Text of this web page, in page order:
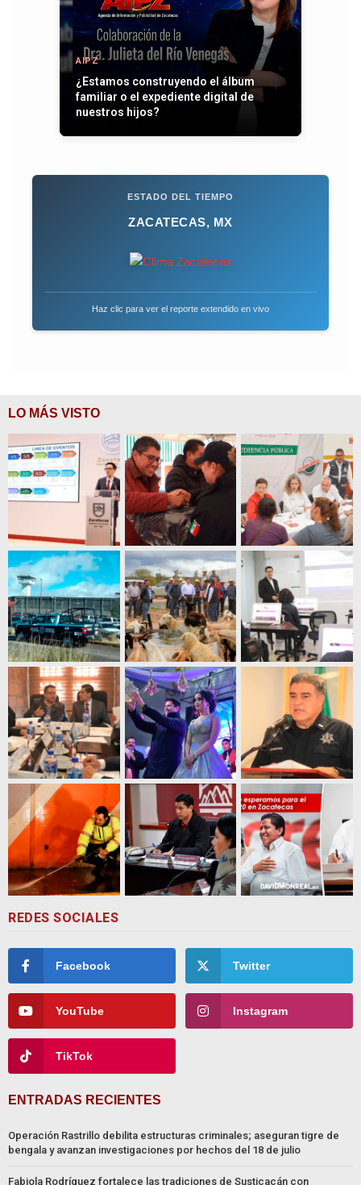
AIPZ
¿Estamos construyendo el álbum
familiar o el expediente digital de
nuestros hijos?
ESTADO DEL TIEMPO
ZACATECAS, MX
Haz clic para ver el reporte extendido en vivo
LO MÁS VISTO
REDES SOCIALES
Facebook Twitter
YouTube Instagram
TikTok
ENTRADAS RECIENTES
Operación Rastrillo debilita estructuras criminales; aseguran tigre de
bengala y avanzan investigaciones por hechos del 18 de julio
Fabiola Rodríguez fortalece las tradiciones de Susticacán con